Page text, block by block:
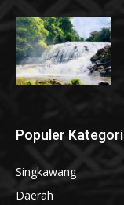
Populer Kategori
Singkawang
Daerah